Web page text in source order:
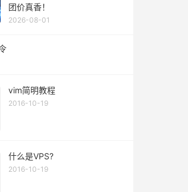
团价真香！
2026-08-01
vim简明教程
2016-10-19
什么是VPS?
2016-10-19